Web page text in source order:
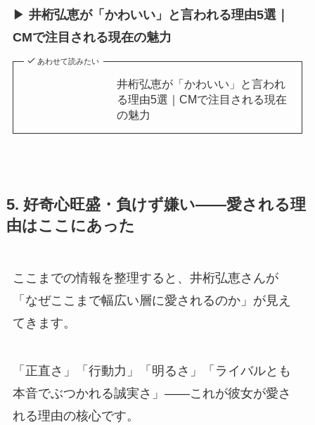
▶ 井桁弘恵が「かわいい」と言われる理由5選｜
CMで注目される現在の魅力
あわせて読みたい
井桁弘恵が「かわいい」と言われ
る理由5選｜CMで注目される現在
の魅力
5. 好奇心旺盛・負けず嫌い——愛される理
由はここにあった
ここまでの情報を整理すると、井桁弘恵さんが
「なぜここまで幅広い層に愛されるのか」が見え
てきます。
「正直さ」「行動力」「明るさ」「ライバルとも
本音でぶつかれる誠実さ」——これが彼女が愛さ
れる理由の核心です。